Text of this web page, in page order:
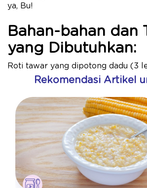
ya, Bu!
Bahan-bahan dan
yang Dibutuhkan:
Roti tawar yang dipotong dadu (3
Rekomendasi Artikel